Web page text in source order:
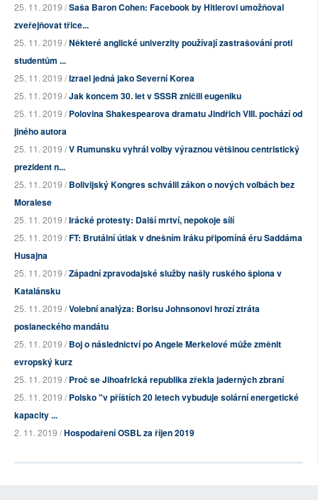
25. 11. 2019 /Saša Baron Cohen: Facebook by Hitlerovi umožňoval
zveřejňovat třice...
25. 11. 2019 /Některé anglické univerzity používají zastrašování proti
studentům ...
25. 11. 2019 /Izrael jedná jako Severní Korea
25. 11. 2019 /Jak koncem 30. let v SSSR zničili eugeniku
25. 11. 2019 /Polovina Shakespearova dramatu Jindřich VIII. pochází od
jiného autora
25. 11. 2019 /V Rumunsku vyhrál volby výraznou většinou centristický
prezident n...
25. 11. 2019 /Bolivijský Kongres schválil zákon o nových volbách bez
Moralese
25. 11. 2019 /Irácké protesty: Další mrtví, nepokoje sílí
25. 11. 2019 /FT: Brutální útlak v dnešním Iráku připomíná éru Saddáma
Husajna
25. 11. 2019 /Západní zpravodajské služby našly ruského špiona v
Katalánsku
25. 11. 2019 /Volební analýza: Borisu Johnsonovi hrozí ztráta
poslaneckého mandátu
25. 11. 2019 /Boj o následnictví po Angele Merkelové může změnit
evropský kurz
25. 11. 2019 /Proč se Jihoafrická republika zřekla jaderných zbraní
25. 11. 2019 /Polsko "v příštích 20 letech vybuduje solární energetické
kapacity ...
2. 11. 2019 /Hospodaření OSBL za říjen 2019